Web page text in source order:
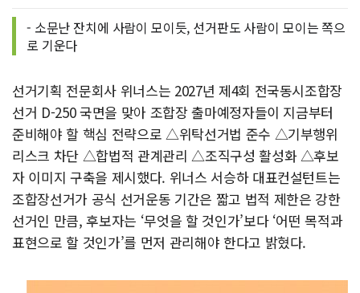
- 소문난 잔치에 사람이 모이듯, 선거판도 사람이 모이는 쪽으
로 기운다
선거기획 전문회사 위너스는 2027년 제4회 전국동시조합장
선거 D-250 국면을 맞아 조합장 출마예정자들이 지금부터
준비해야 할 핵심 전략으로 △위탁선거법 준수 △기부행위
리스크 차단 △합법적 관계관리 △조직구성 활성화 △후보
자 이미지 구축을 제시했다. 위너스 서승하 대표컨설턴트는
조합장선거가 공식 선거운동 기간은 짧고 법적 제한은 강한
선거인 만큼, 후보자는 ‘무엇을 할 것인가’보다 ‘어떤 목적과
표현으로 할 것인가’를 먼저 관리해야 한다고 밝혔다.